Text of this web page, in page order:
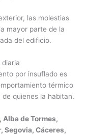
las molestias
mayor parte de la
del edificio.
por insuflado es
térmico
quienes la habitan.
, Alba de Tormes,
Segovia, Cáceres,